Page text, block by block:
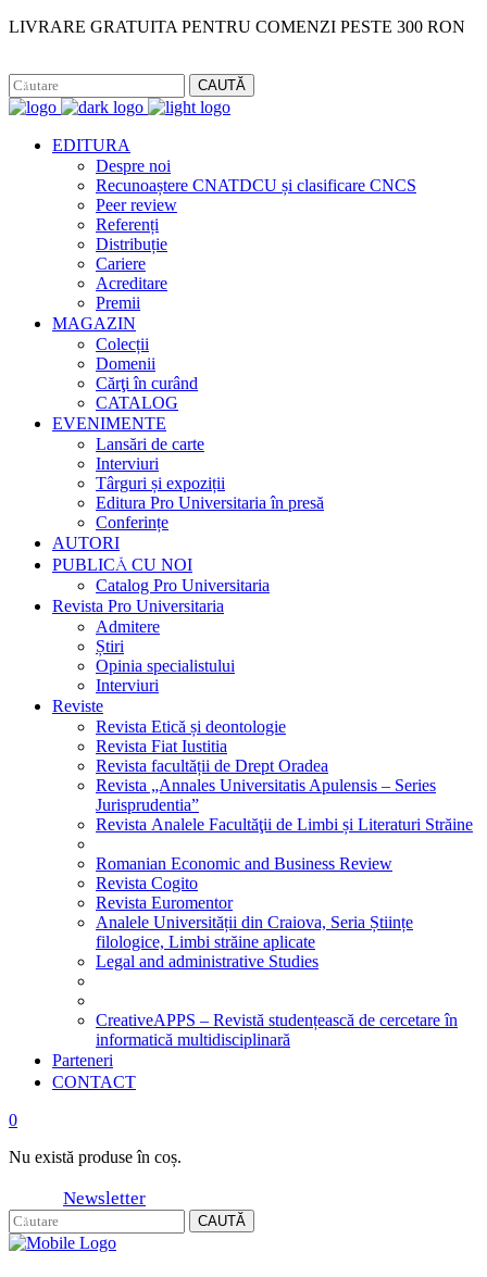
LIVRARE GRATUITA PENTRU COMENZI PESTE 300 RON
CAUTĂ
EDITURA
Despre noi
Recunoaștere CNATDCU și clasificare CNCS
Peer review
Referenți
Distribuție
Cariere
Acreditare
Premii
MAGAZIN
Colecții
Domenii
Cărţi în curând
CATALOG
EVENIMENTE
Lansări de carte
Interviuri
Târguri și expoziții
Editura Pro Universitaria în presă
Conferințe
AUTORI
PUBLICĂ CU NOI
Catalog Pro Universitaria
Revista Pro Universitaria
Admitere
Știri
Opinia specialistului
Interviuri
Reviste
Revista Etică și deontologie
Revista Fiat Iustitia
Revista facultății de Drept Oradea
Revista „Annales Universitatis Apulensis – Series
Jurisprudentia”
Revista Analele Facultăţii de Limbi și Literaturi Străine
Romanian Economic and Business Review
Revista Cogito
Revista Euromentor
Analele Universității din Craiova, Seria Științe
filologice, Limbi străine aplicate
Legal and administrative Studies
CreativeAPPS – Revistă studențească de cercetare în
informatică multidisciplinară
Parteneri
CONTACT
0
Nu există produse în coș.
Newsletter
CAUTĂ